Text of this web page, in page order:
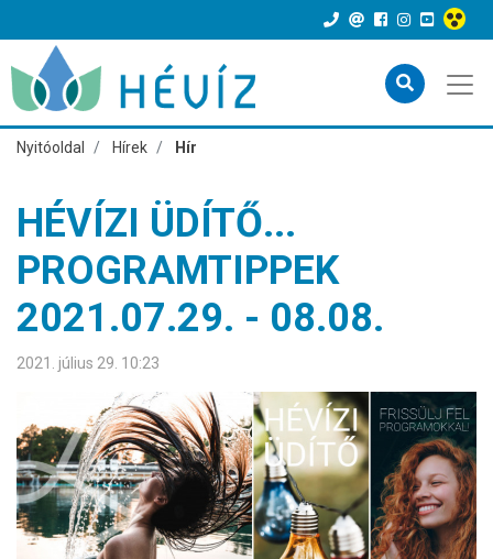
Nyitóoldal Hírek Hír
HÉVÍZI ÜDÍTŐ...
PROGRAMTIPPEK
2021.07.29. - 08.08.
2021. július 29. 10:23